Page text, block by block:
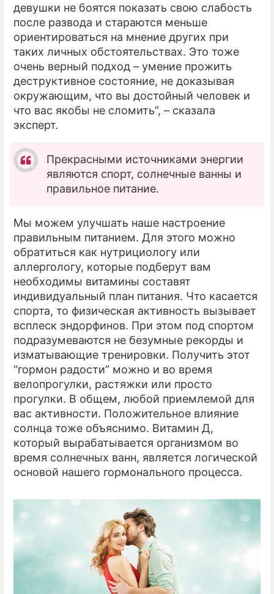
девушки не боятся показать свою слабость
после развода и стараются меньше
ориентироваться на мнение других при
таких личных обстоятельствах. Это тоже
очень верный подход – умение прожить
деструктивное состояние, не доказывая
окружающим, что вы достойный человек и
что вас якобы не сломить”, – сказала
эксперт.
Прекрасными источниками энергии
являются спорт, солнечные ванны и
правильное питание.
Мы можем улучшать наше настроение
правильным питанием. Для этого можно
обратиться как нутрициологу или
аллергологу, которые подберут вам
необходимы витамины составят
индивидуальный план питания. Что касается
спорта, то физическая активность вызывает
всплеск эндорфинов. При этом под спортом
подразумеваются не безумные рекорды и
изматывающие тренировки. Получить этот
“гормон радости” можно и во время
велопрогулки, растяжки или просто
прогулки. В общем, любой приемлемой для
вас активности. Положительное влияние
солнца тоже объяснимо. Витамин Д,
который вырабатывается организмом во
время солнечных ванн, является логической
основой нашего гормонального процесса.